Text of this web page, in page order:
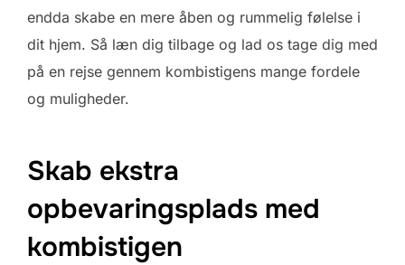
endda skabe en mere åben og rummelig følelse i
dit hjem. Så læn dig tilbage og lad os tage dig med
på en rejse gennem kombistigens mange fordele
og muligheder.
Skab ekstra
opbevaringsplads med
kombistigen